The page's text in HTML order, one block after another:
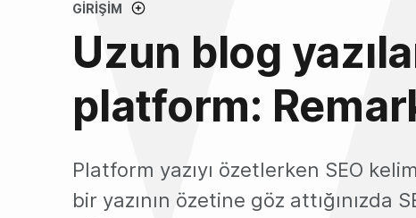
GIRIŞIM
Uzun blog
platform:
Platform yazıyı özetlerken SEO
bir yazının özetine göz attığınızda